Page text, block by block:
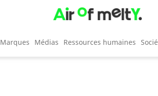
Marques Médias Ressources humaines